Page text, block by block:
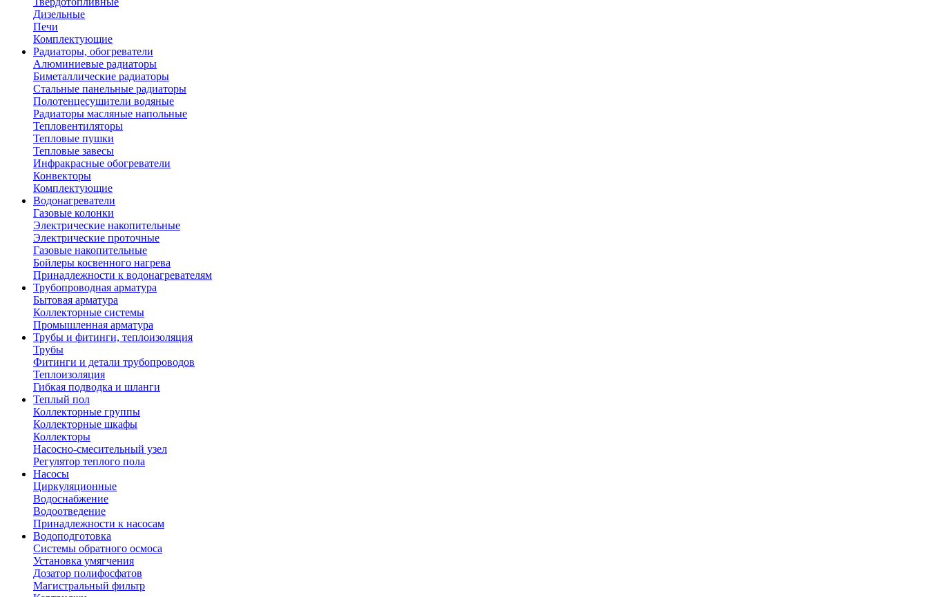
Дизельные
Печи
Комплектующие
Радиаторы, обогреватели
Алюминиевые радиаторы
Биметаллические радиаторы
Стальные панельные радиаторы
Полотенцесушители водяные
Радиаторы масляные напольные
Тепловентиляторы
Тепловые пушки
Тепловые завесы
Инфракрасные обогреватели
Конвекторы
Комплектующие
Водонагреватели
Газовые колонки
Электрические накопительные
Электрические проточные
Газовые накопительные
Бойлеры косвенного нагрева
Принадлежности к водонагревателям
Трубопроводная арматура
Бытовая арматура
Коллекторные системы
Промышленная арматура
Трубы и фитинги, теплоизоляция
Трубы
Фитинги и детали трубопроводов
Теплоизоляция
Гибкая подводка и шланги
Теплый пол
Коллекторные группы
Коллекторные шкафы
Коллекторы
Насосно-смесительный узел
Регулятор теплого пола
Насосы
Циркуляционные
Водоснабжение
Водоотведение
Принадлежности к насосам
Водоподготовка
Системы обратного осмоса
Установка умягчения
Дозатор полифосфатов
Магистральный фильтр